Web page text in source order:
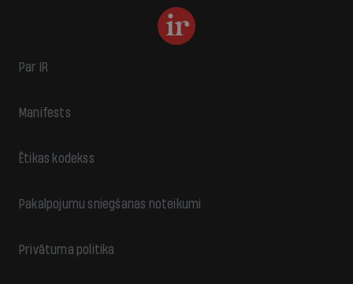
Par IR
Manifests
Ētikas kodekss
Pakalpojumu sniegšanas noteikumi
Privātuma politika